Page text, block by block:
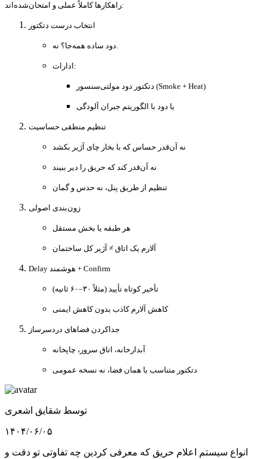
راهکارها کاملاً عملی و امتحان‌شده‌اند:
انتخاب درست دتکتور
دود ساده همه‌جا؟ نه.
ادارات:
دتکتور دود مولتی‌سنسور (Smoke + Heat)
یا دود با الگوریتم جبران آلودگی
تنظیم منطقی حساسیت
نه آن‌قدر حساس که با بخار چای آژیر بکشد
نه آن‌قدر کند که حریق را دیر ببیند
تنظیم از طریق پنل، نه حدس و گمان
زون‌بندی اصولی
هر طبقه یا بخش مستقل
آلارم یک اتاق ≠ آژیر کل ساختمان
Delay هوشمند + Confirm
تأخیر کوتاه تأیید (مثلاً ۳۰–۶۰ ثانیه)
کاهش آلارم کاذب بدون کاهش ایمنی
جداکردن فضاهای دردسرساز
آبدارخانه، اتاق سرور، چاپخانه
دتکتور متناسب با همان فضا، نه نسخه عمومی
توسط شقایق اشعری
۱۴۰۴/۰۶/۰۵
انواع سیستم اعلام حریق که معرفی کردین چه تفاوتی تو دقت و